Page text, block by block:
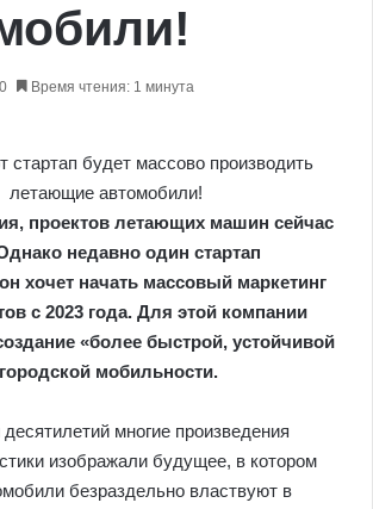
0 Время чтения: 1 минута
проектов летающих машин сейчас
недавно один стартап
хочет начать массовый маркетинг
с 2023 года. Для этой компании
«более быстрой, устойчивой
мобильности.
многие произведения
изображали будущее, в котором
безраздельно властвуют в